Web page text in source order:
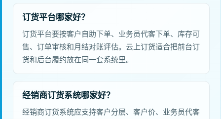
订货平台哪家好？
订货平台要按客户自助下单、业务员代客下单、库存可
售、订单审核和月结对账评估。云上订货适合把前台订
货和后台履约放在同一套系统里。
经销商订货系统哪家好？
经销商订货系统应支持客户分层、客户价、业务员代客